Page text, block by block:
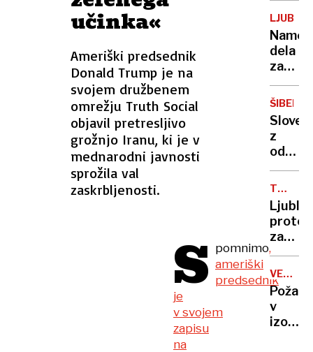
učinka«
Ameriški predsednik
Donald Trump je na
svojem družbenem
omrežju Truth Social
objavil pretresljivo
grožnjo Iranu, ki je v
mednarodni javnosti
sprožila val
zaskrbljenosti.
S pomnimo,
ameriški
predsednik
je
v svojem
zapisu
na
še ni
proge,
nato
vlaki
spet
na
postaji
dela
zapor
in
izgon:
V
Lidlu
za
55
evrov
nato
ŠIBENIK
z
skoraj
zažgal
TUJI
DELAVCI
lokal,
ker
je
VELIKA
ŠKODA
Požar
v
izolski